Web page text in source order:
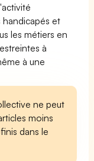
handicapés et
les métiers en
à
à une
ne peut
moins
dans le